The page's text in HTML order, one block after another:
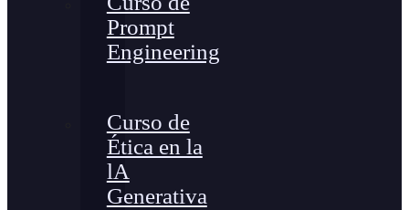
Prompt
Engineering
Curso de
Ética en la
lA
Generativa